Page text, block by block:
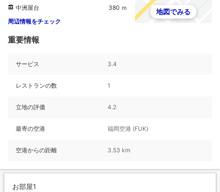
中洲屋台
380 ｍ
周辺情報をチェック
地図でみる
重要情報
サービス 3.4
レストランの数 1
立地の評価 4.2
最寄の空港 福岡空港 (FUK)
空港からの距離 3.53 km
お部屋1